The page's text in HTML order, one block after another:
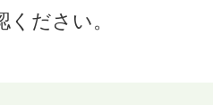
ください。